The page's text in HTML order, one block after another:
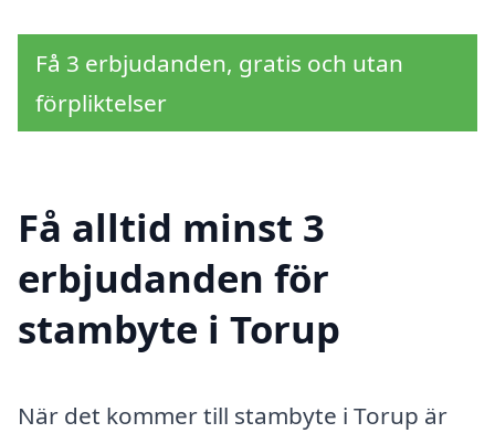
Få 3 erbjudanden, gratis och utan
förpliktelser
Få alltid minst 3
erbjudanden för
stambyte i Torup
När det kommer till stambyte i Torup är